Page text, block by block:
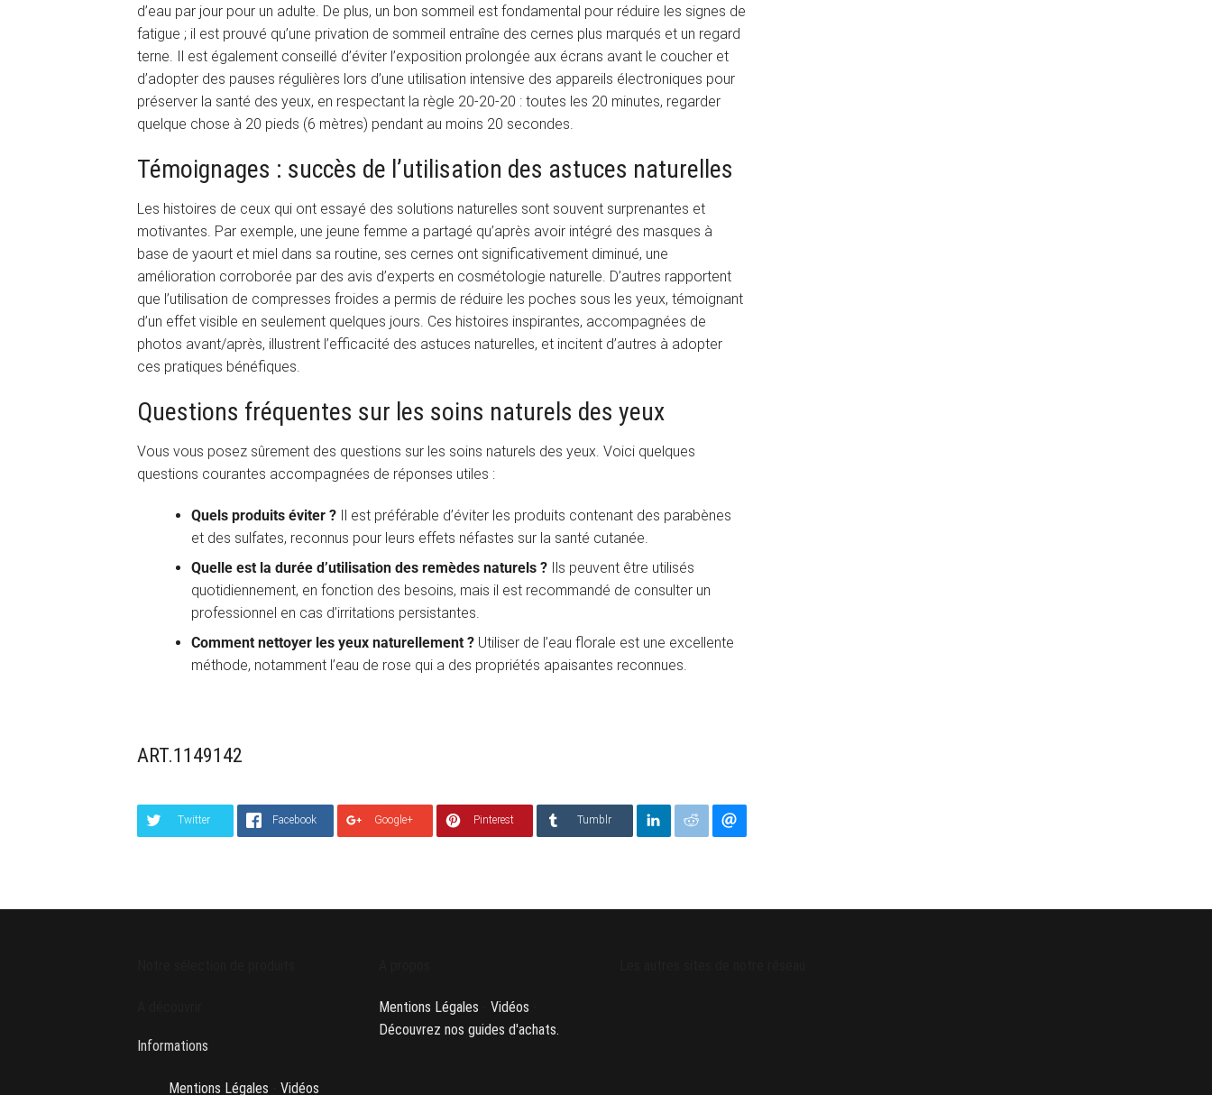
d’eau par jour pour un adulte. De plus, un bon sommeil est fondamental pour réduire les signes de
fatigue ; il est prouvé qu’une privation de sommeil entraîne des cernes plus marqués et un regard
terne. Il est également conseillé d’éviter l’exposition prolongée aux écrans avant le coucher et
d’adopter des pauses régulières lors d’une utilisation intensive des appareils électroniques pour
préserver la santé des yeux, en respectant la règle 20-20-20 : toutes les 20 minutes, regarder
quelque chose à 20 pieds (6 mètres) pendant au moins 20 secondes.
Témoignages : succès de l’utilisation des astuces naturelles
Les histoires de ceux qui ont essayé des solutions naturelles sont souvent surprenantes et
motivantes. Par exemple, une jeune femme a partagé qu’après avoir intégré des masques à
base de yaourt et miel dans sa routine, ses cernes ont significativement diminué, une
amélioration corroborée par des avis d’experts en cosmétologie naturelle. D’autres rapportent
que l’utilisation de compresses froides a permis de réduire les poches sous les yeux, témoignant
d’un effet visible en seulement quelques jours. Ces histoires inspirantes, accompagnées de
photos avant/après, illustrent l’efficacité des astuces naturelles, et incitent d’autres à adopter
ces pratiques bénéfiques.
Questions fréquentes sur les soins naturels des yeux
Vous vous posez sûrement des questions sur les soins naturels des yeux. Voici quelques
questions courantes accompagnées de réponses utiles :
Quels produits éviter ? Il est préférable d’éviter les produits contenant des parabènes
et des sulfates, reconnus pour leurs effets néfastes sur la santé cutanée.
Quelle est la durée d’utilisation des remèdes naturels ? Ils peuvent être utilisés
quotidiennement, en fonction des besoins, mais il est recommandé de consulter un
professionnel en cas d’irritations persistantes.
Comment nettoyer les yeux naturellement ? Utiliser de l’eau florale est une excellente
méthode, notamment l’eau de rose qui a des propriétés apaisantes reconnues.
ART.1149142
Twitter Facebook Google+ Pinterest Tumblr
Informations
Mentions Légales -Vidéos
Mentions Légales Vidéos
Découvrez nos guides d'achats.